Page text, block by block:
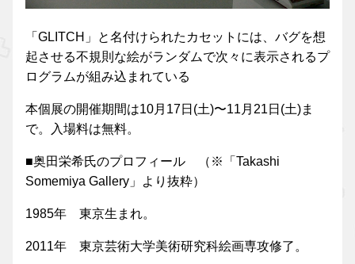
「GLITCH」と名付けられたカセットには、バグを想
起させる不規則な絵がランダムで次々に表示されるプ
ログラムが組み込まれている
本個展の開催期間は10月17日(土)〜11月21日(土)ま
で。入場料は無料。
■奥田栄希氏のプロフィール （※「Takashi
Somemiya Gallery」より抜粋）
1985年 東京生まれ。
2011年 東京芸術大学美術研究科絵画専攻修了。